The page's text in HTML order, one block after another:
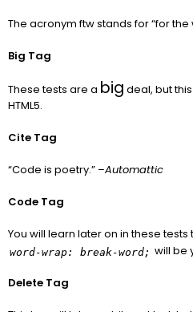
The acronymftwstands for “for the
Big Tag
These tests are a big deal, but
HTML5.
Cite Tag
“Code is poetry.” –Automattic
Code Tag
You will learn later on in these tests
word-wrap: break-word; will be
Delete Tag